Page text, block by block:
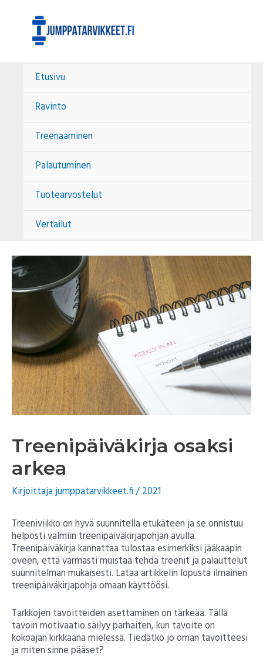
sisältöön
Etusivu
Ravinto
Treenaaminen
Palautuminen
Tuotearvostelut
Vertailut
Treenipäiväkirja osaksi
arkea
Kirjoittajajumppatarvikkeet.fi/2021
Treeniviikko on hyvä suunnitella etukäteen ja se onnistuu
helposti valmiin treenipäiväkirjapohjan avulla.
Treenipäiväkirja kannattaa tulostaa esimerkiksi jääkaapin
oveen, että varmasti muistaa tehdä treenit ja palauttelut
suunnitelman mukaisesti. Lataa artikkelin lopusta ilmainen
treenipäiväkirjapohja omaan käyttöösi.
Tarkkojen tavoitteiden asettaminen on tärkeää. Tällä
tavoin motivaatio säilyy parhaiten, kun tavoite on
kokoajan kirkkaana mielessä. Tiedätkö jo oman tavoitteesi
ja miten sinne pääset?
navigation